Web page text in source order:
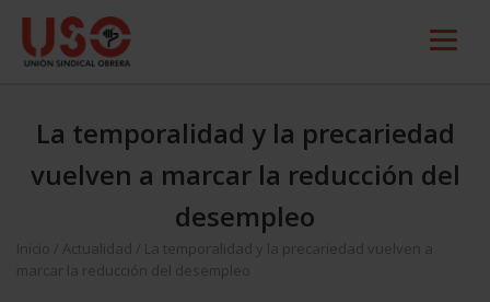
La temporalidad y la precariedad
vuelven a marcar la reducción del
desempleo
Inicio Actualidad
La temporalidad y la precariedad vuelven a
marcar la reducción del desempleo